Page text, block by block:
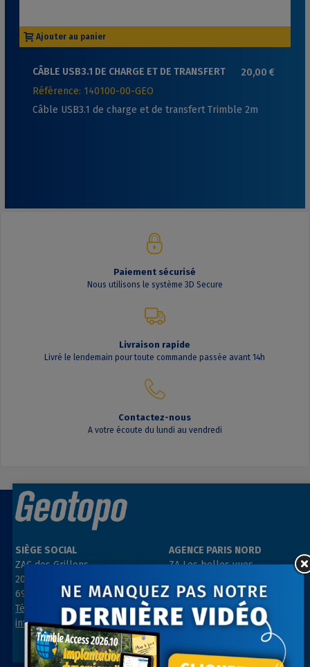
Ajouter au panier
CÂBLE USB3.1 DE CHARGE ET DE TRANSFERT
TRIMBLE 2M
20,00 €
Référence: 140100-00-GEO
Câble USB3.1 de charge et de transfert Trimble 2m
Paiement sécurisé
Nous utilisons le système 3D Secure
Livraison rapide
Livré le lendemain pour toute commande passée avant 14h
Contactez-nous
A votre écoute du lundi au vendredi
SIÈGE SOCIAL
ZAC des Grillons
208, rue de l’Ancienne Distillerie
69400 GLEIZÉ
Tél : 04 74 69 94 00
info@geotopo.fr
AGENCE PARIS NORD
ZA Les belles vues
91290 ARPAJON
Tél : 01 64 55 11 80
contact@geotopo.fr